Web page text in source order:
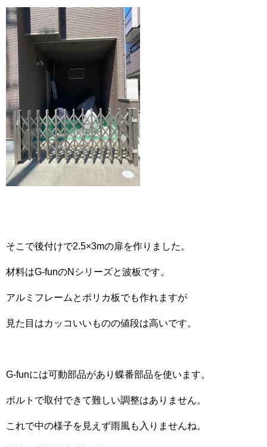
そこで後付けで2.5×3mの扉を作りました。
材料はG-funのNシリーズと波板です。
アルミフレームとポリカ板でも作れますが
見た目はカッコいいものの値段は高いです。
G-funには可動部品があり蝶番部品を使います。
ボルトで取付できて難しい調整はありません。
これで中の様子を見えず雨風も入りませんね。